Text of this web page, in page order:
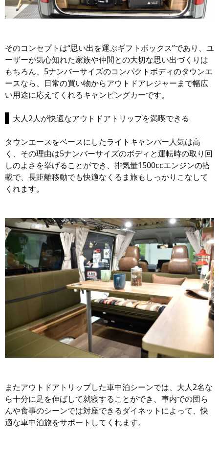
そのコンセプトは“思い出を運ぶギフトボックス”であり、ユ
ーザーが気心知れた家族や仲間との大切な思い出づくりは
もちろん、5ナンバーサイズのコンパクトボディのタウンエ
ースなら、日常の買い物からアウトドアレジャーまで幅広
い用途に応えてくれるキャンピングカーです。
大人2人が快適なアウトドアトリップを満喫できる
タウンエースをベースにしたライトキャンパー人気は高
く、その理由は5ナンバーサイズのボディと運転時の取り回
しのよさを挙げることができ、排気量1500ccエンジンの搭
載で、長距離移動でも快適なくるま旅もしっかりこなして
くれます。
またアウトドアトリップした車中泊シーンでは、大人2名な
ら十分に足を伸ばして就寝することができ、車内での団ら
んや食事のシーンでは対座できるダイネットによって、快
適な車中泊旅をサポートしてくれます。